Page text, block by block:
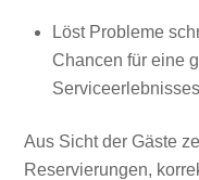
Löst Probleme
Chancen für eine
Serviceerlebnisses
Aus Sicht der Gäste
Reservierungen,